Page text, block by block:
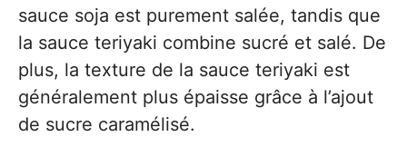
sauce soja est purement salée, tandis que
la sauce teriyaki combine sucré et salé. De
plus, la texture de la sauce teriyaki est
généralement plus épaisse grâce à l’ajout
de sucre caramélisé.